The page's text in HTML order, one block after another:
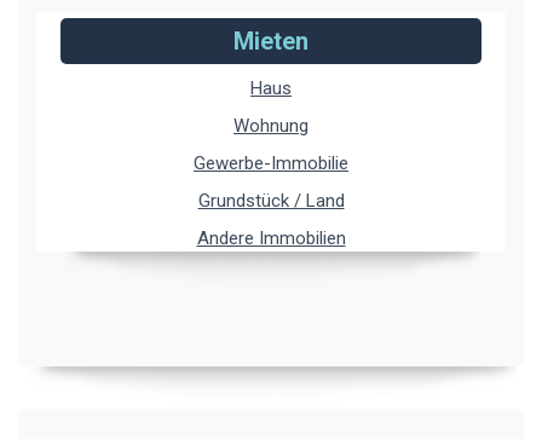
Mieten
Haus
Wohnung
Gewerbe-Immobilie
Grundstück / Land
Andere Immobilien